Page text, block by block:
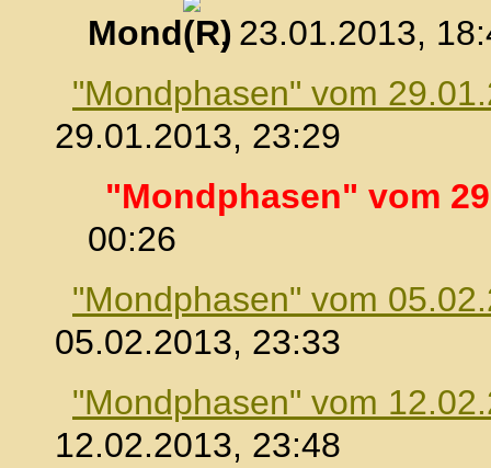
Mond
, 23.01.2013,
"Mondphasen" vom
29.01.2013, 23:29
"Mondphasen" vom
00:26
"Mondphasen" vom
05.02.2013, 23:33
"Mondphasen" vom
12.02.2013, 23:48